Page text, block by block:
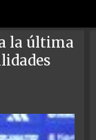
la última